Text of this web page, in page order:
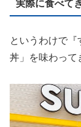
実際に食べて
というわけで『
丼」を味わって